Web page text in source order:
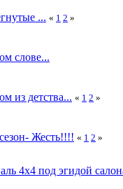
... « 1 2 »
слове...
из детства... « 1 2 »
Жесть!!!! « 1 2 »
4х4 под эгидой